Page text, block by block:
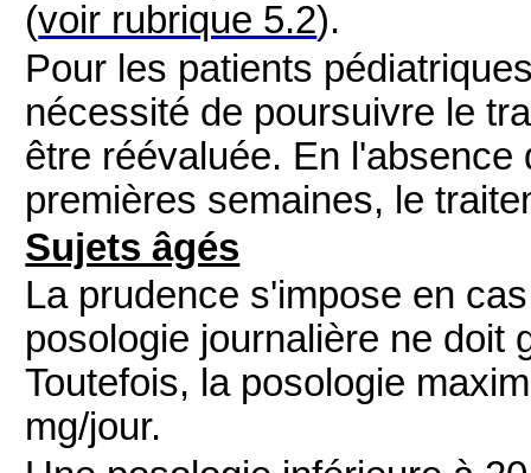
(voir rubrique 5.2).
Pour les patients
nécessité de poursuivre le
être réévaluée. En
premières semaines, le
Sujets âgés
La prudence s'impose en
posologie journalière ne doit
Toutefois, la posologie
mg/jour.